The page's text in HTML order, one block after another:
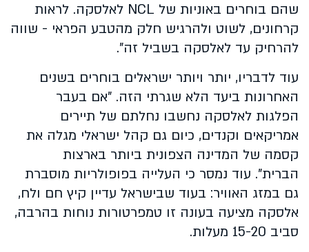
שהם בוחרים באוניות של NCL לאלסקה. לראות
קרחונים, לשוט ולהרגיש חלק מהטבע הפראי - שווה
להרחיק עד לאלסקה בשביל זה".
עוד לדבריו, יותר ויותר ישראלים בוחרים בשנים
האחרונות ביעד הלא שגרתי הזה. "אם בעבר
הפלגות לאלסקה נחשבו נחלתם של תיירים
אמריקאים וקנדים, כיום גם קהל ישראלי מגלה את
קסמה של המדינה הצפונית ביותר בארצות
הברית". עוד נמסר כי העלייה בפופולריות מוסברת
גם במזג האוויר: בעוד שבישראל עדיין קיץ חם ולח,
אלסקה מציעה בעונה זו טמפרטורות נוחות בהרבה,
סביב 15-20 מעלות.